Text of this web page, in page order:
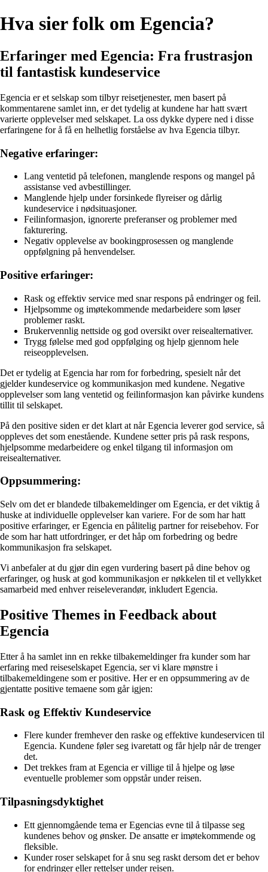
Hva sier folk om Egencia?
Erfaringer med Egencia: Fra frustrasjon
til fantastisk kundeservice
Egencia er et selskap som tilbyr reisetjenester, men basert på
kommentarene samlet inn, er det tydelig at kundene har hatt svært
varierte opplevelser med selskapet. La oss dykke dypere ned i disse
erfaringene for å få en helhetlig forståelse av hva Egencia tilbyr.
Negative erfaringer:
Lang ventetid på telefonen, manglende respons og mangel på
assistanse ved avbestillinger.
Manglende hjelp under forsinkede flyreiser og dårlig
kundeservice i nødsituasjoner.
Feilinformasjon, ignorerte preferanser og problemer med
fakturering.
Negativ opplevelse av bookingprosessen og manglende
oppfølgning på henvendelser.
Positive erfaringer:
Rask og effektiv service med snar respons på endringer og feil.
Hjelpsomme og imøtekommende medarbeidere som løser
problemer raskt.
Brukervennlig nettside og god oversikt over reisealternativer.
Trygg følelse med god oppfølging og hjelp gjennom hele
reiseopplevelsen.
Det er tydelig at Egencia har rom for forbedring, spesielt når det
gjelder kundeservice og kommunikasjon med kundene. Negative
opplevelser som lang ventetid og feilinformasjon kan påvirke kundens
tillit til selskapet.
På den positive siden er det klart at når Egencia leverer god service, så
oppleves det som enestående. Kundene setter pris på rask respons,
hjelpsomme medarbeidere og enkel tilgang til informasjon om
reisealternativer.
Oppsummering:
Selv om det er blandede tilbakemeldinger om Egencia, er det viktig å
huske at individuelle opplevelser kan variere. For de som har hatt
positive erfaringer, er Egencia en pålitelig partner for reisebehov. For
de som har hatt utfordringer, er det håp om forbedring og bedre
kommunikasjon fra selskapet.
Vi anbefaler at du gjør din egen vurdering basert på dine behov og
erfaringer, og husk at god kommunikasjon er nøkkelen til et vellykket
samarbeid med enhver reiseleverandør, inkludert Egencia.
Positive Themes in Feedback about
Egencia
Etter å ha samlet inn en rekke tilbakemeldinger fra kunder som har
erfaring med reiseselskapet Egencia, ser vi klare mønstre i
tilbakemeldingene som er positive. Her er en oppsummering av de
gjentatte positive temaene som går igjen:
Rask og Effektiv Kundeservice
Flere kunder fremhever den raske og effektive kundeservicen til
Egencia. Kundene føler seg ivaretatt og får hjelp når de trenger
det.
Det trekkes fram at Egencia er villige til å hjelpe og løse
eventuelle problemer som oppstår under reisen.
Tilpasningsdyktighet
Ett gjennomgående tema er Egencias evne til å tilpasse seg
kundenes behov og ønsker. De ansatte er imøtekommende og
fleksible.
Kunder roser selskapet for å snu seg raskt dersom det er behov
for endringer eller rettelser under reisen.